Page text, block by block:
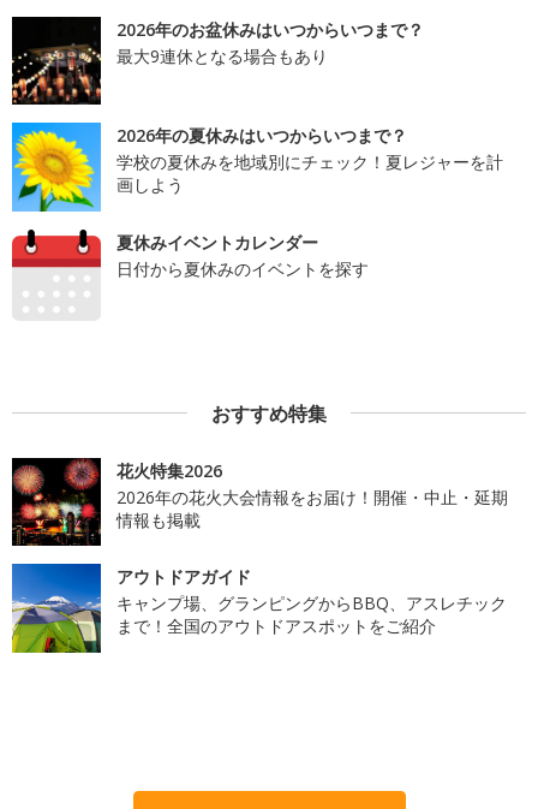
2026年のお盆休みはいつからいつまで？
最大9連休となる場合もあり
2026年の夏休みはいつからいつまで？
学校の夏休みを地域別にチェック！夏レジャーを計
画しよう
夏休みイベントカレンダー
日付から夏休みのイベントを探す
おすすめ特集
花火特集2026
2026年の花火大会情報をお届け！開催・中止・延期
情報も掲載
アウトドアガイド
キャンプ場、グランピングからBBQ、アスレチック
まで！全国のアウトドアスポットをご紹介